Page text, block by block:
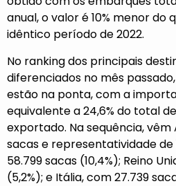
anual, o valor é 10% menor do
idêntico período de 2022.
No ranking dos principais
diferenciados no mês
estão na ponta, com a
equivalente a 24,6% do total
exportado. Na sequência, vêm
sacas e representatividade de
58.799 sacas (10,4%); Reino
(5,2%); e Itália, com 27.739